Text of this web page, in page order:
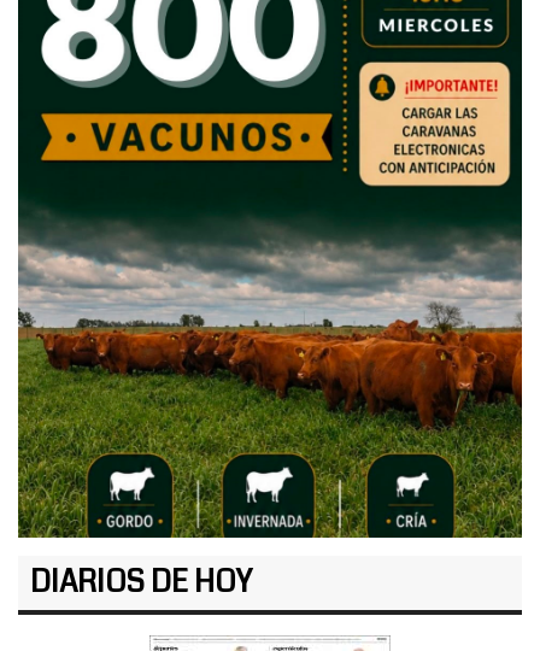
DIARIOS DE HOY